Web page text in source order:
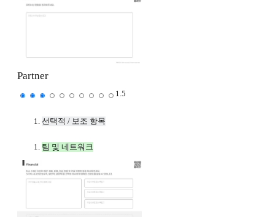
Partner
1.5
선택적 / 보조 항목
팀 및 네트워크